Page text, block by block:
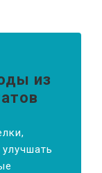
из